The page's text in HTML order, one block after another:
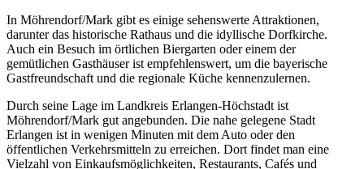
In Möhrendorf/Mark gibt es einige sehenswerte Attraktionen,
darunter das historische Rathaus und die idyllische Dorfkirche.
Auch ein Besuch im örtlichen Biergarten oder einem der
gemütlichen Gasthäuser ist empfehlenswert, um die bayerische
Gastfreundschaft und die regionale Küche kennenzulernen.
Durch seine Lage im Landkreis Erlangen-Höchstadt ist
Möhrendorf/Mark gut angebunden. Die nahe gelegene Stadt
Erlangen ist in wenigen Minuten mit dem Auto oder den
öffentlichen Verkehrsmitteln zu erreichen. Dort findet man eine
Vielzahl von Einkaufsmöglichkeiten, Restaurants, Cafés und